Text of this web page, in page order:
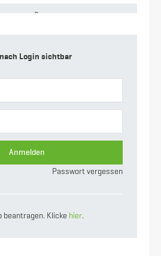
2 mm
Schlauchtülle
3.91 kg
108
Login sichtbar
Anmelden
Passwort vergessen
beantragen. Klicke hier.